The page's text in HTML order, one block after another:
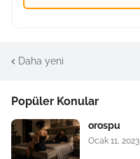
Daha yeni
Popüler Konular
orospu
Ocak 11, 2023